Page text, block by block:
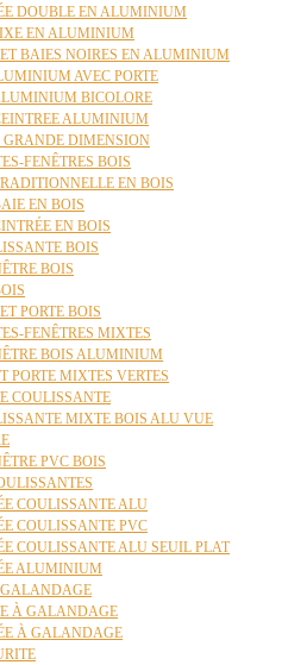
DOUBLE EN ALUMINIUM
EN ALUMINIUM
ET BAIES NOIRES EN ALUMINIUM
AVEC PORTE
BICOLORE
ALUMINIUM
DIMENSION
FENÊTRES BOIS
EN BOIS
EN BOIS
EN BOIS
BOIS
BOIS
PORTE BOIS
FENÊTRES MIXTES
BOIS ALUMINIUM
PORTE MIXTES VERTES
COULISSANTE
MIXTE BOIS ALU VUE
PVC BOIS
COULISSANTE ALU
COULISSANTE PVC
COULISSANTE ALU SEUIL PLAT
ALUMINIUM
À GALANDAGE
À GALANDAGE